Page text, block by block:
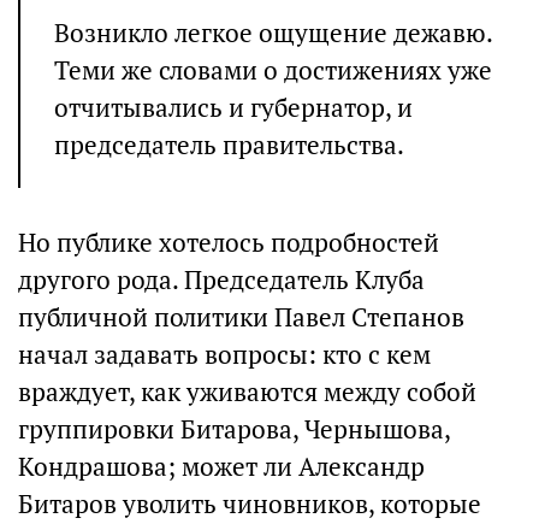
Возникло легкое ощущение дежавю.
Теми же словами о достижениях уже
отчитывались и губернатор, и
председатель правительства.
Но публике хотелось подробностей
другого рода. Председатель Клуба
публичной политики Павел Степанов
начал задавать вопросы: кто с кем
враждует, как уживаются между собой
группировки Битарова, Чернышова,
Кондрашова; может ли Александр
Битаров уволить чиновников, которые